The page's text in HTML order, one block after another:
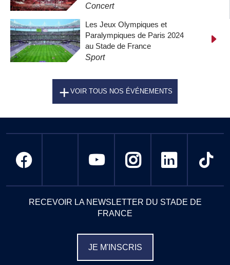
Concert
Les Jeux Olympiques et
Paralympiques de Paris 2024
au Stade de France
Sport
VOIR TOUS NOS ÉVÉNEMENTS
RECEVOIR LA NEWSLETTER DU STADE DE
FRANCE
JE M'INSCRIS